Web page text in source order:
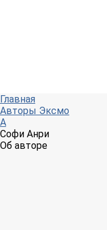
Главная
Авторы Эксмо
А
Софи Анри
Об авторе